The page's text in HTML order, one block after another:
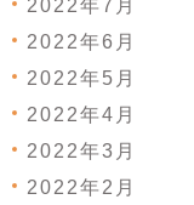
2022年7月
2022年6月
2022年5月
2022年4月
2022年3月
2022年2月